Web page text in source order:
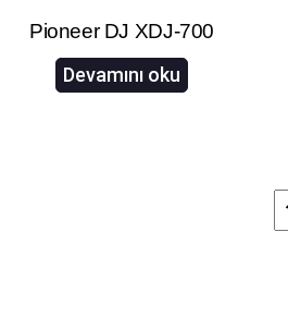
Pioneer DJ XDJ-700
Devamını oku